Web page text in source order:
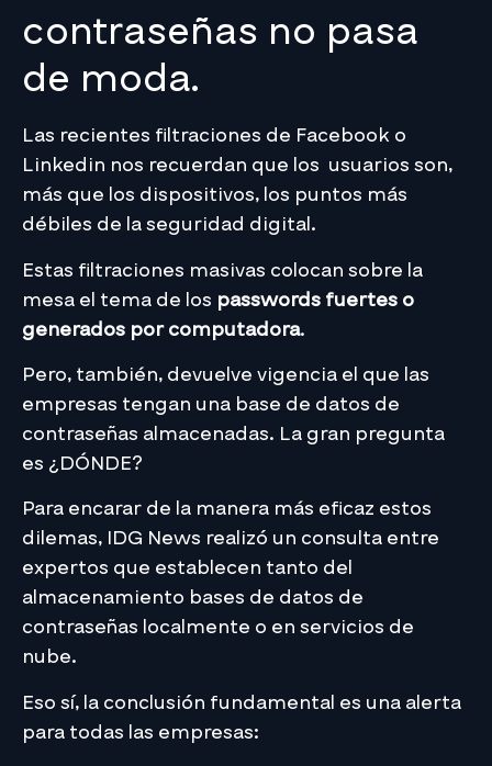
contraseñas no pasa
de moda.
Las recientes filtraciones de Facebook o
Linkedin nos recuerdan que los usuarios son,
más que los dispositivos, los puntos más
débiles de la seguridad digital.
Estas filtraciones masivas colocan sobre la
mesa el tema de los passwords fuertes o
generados por computadora.
Pero, también, devuelve vigencia el que las
empresas tengan una base de datos de
contraseñas almacenadas. La gran pregunta
es ¿DÓNDE?
Para encarar de la manera más eficaz estos
dilemas, IDG News realizó un consulta entre
expertos que establecen tanto del
almacenamiento bases de datos de
contraseñas localmente o en servicios de
nube.
Eso sí, la conclusión fundamental es una alerta
para todas las empresas: